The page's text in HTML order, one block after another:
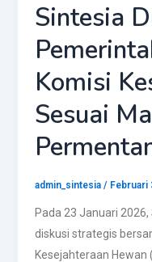
Sintesia
Komisi
Sesuai
admin_sintesia / Februari
Pada 23 Januari
diskusi strategis
Kesejahteraan Hewan